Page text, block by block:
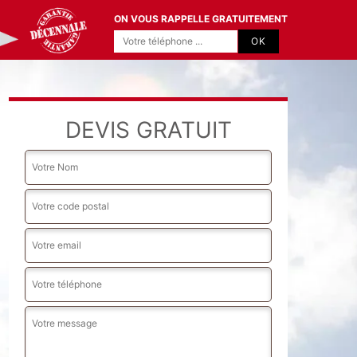
ON VOUS RAPPELLE GRATUITEMENT
DEVIS GRATUIT